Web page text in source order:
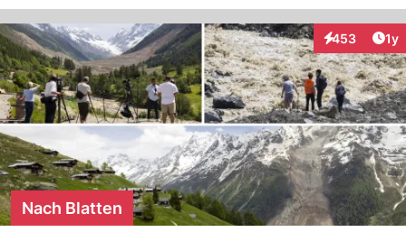
453
Interaktionen
1y
Nach Blatten